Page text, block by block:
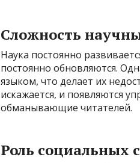
Сложность
Наука постоянно
постоянно обновляются.
языком, что делает их
искажается, и появляются
обманывающие читателей.
Роль социальных